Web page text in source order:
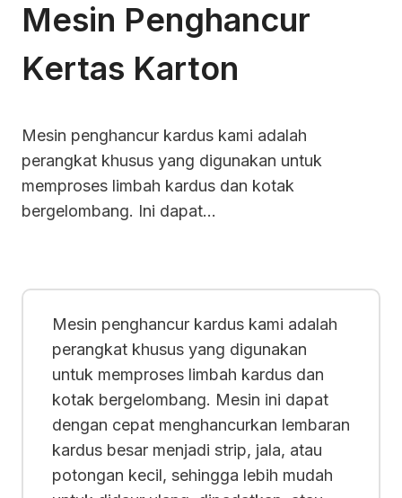
Mesin Penghancur
Kertas Karton
Mesin penghancur kardus kami adalah
perangkat khusus yang digunakan untuk
memproses limbah kardus dan kotak
bergelombang. Ini dapat…
Mesin penghancur kardus kami adalah
perangkat khusus yang digunakan
untuk memproses limbah kardus dan
kotak bergelombang. Mesin ini dapat
dengan cepat menghancurkan lembaran
kardus besar menjadi strip, jala, atau
potongan kecil, sehingga lebih mudah